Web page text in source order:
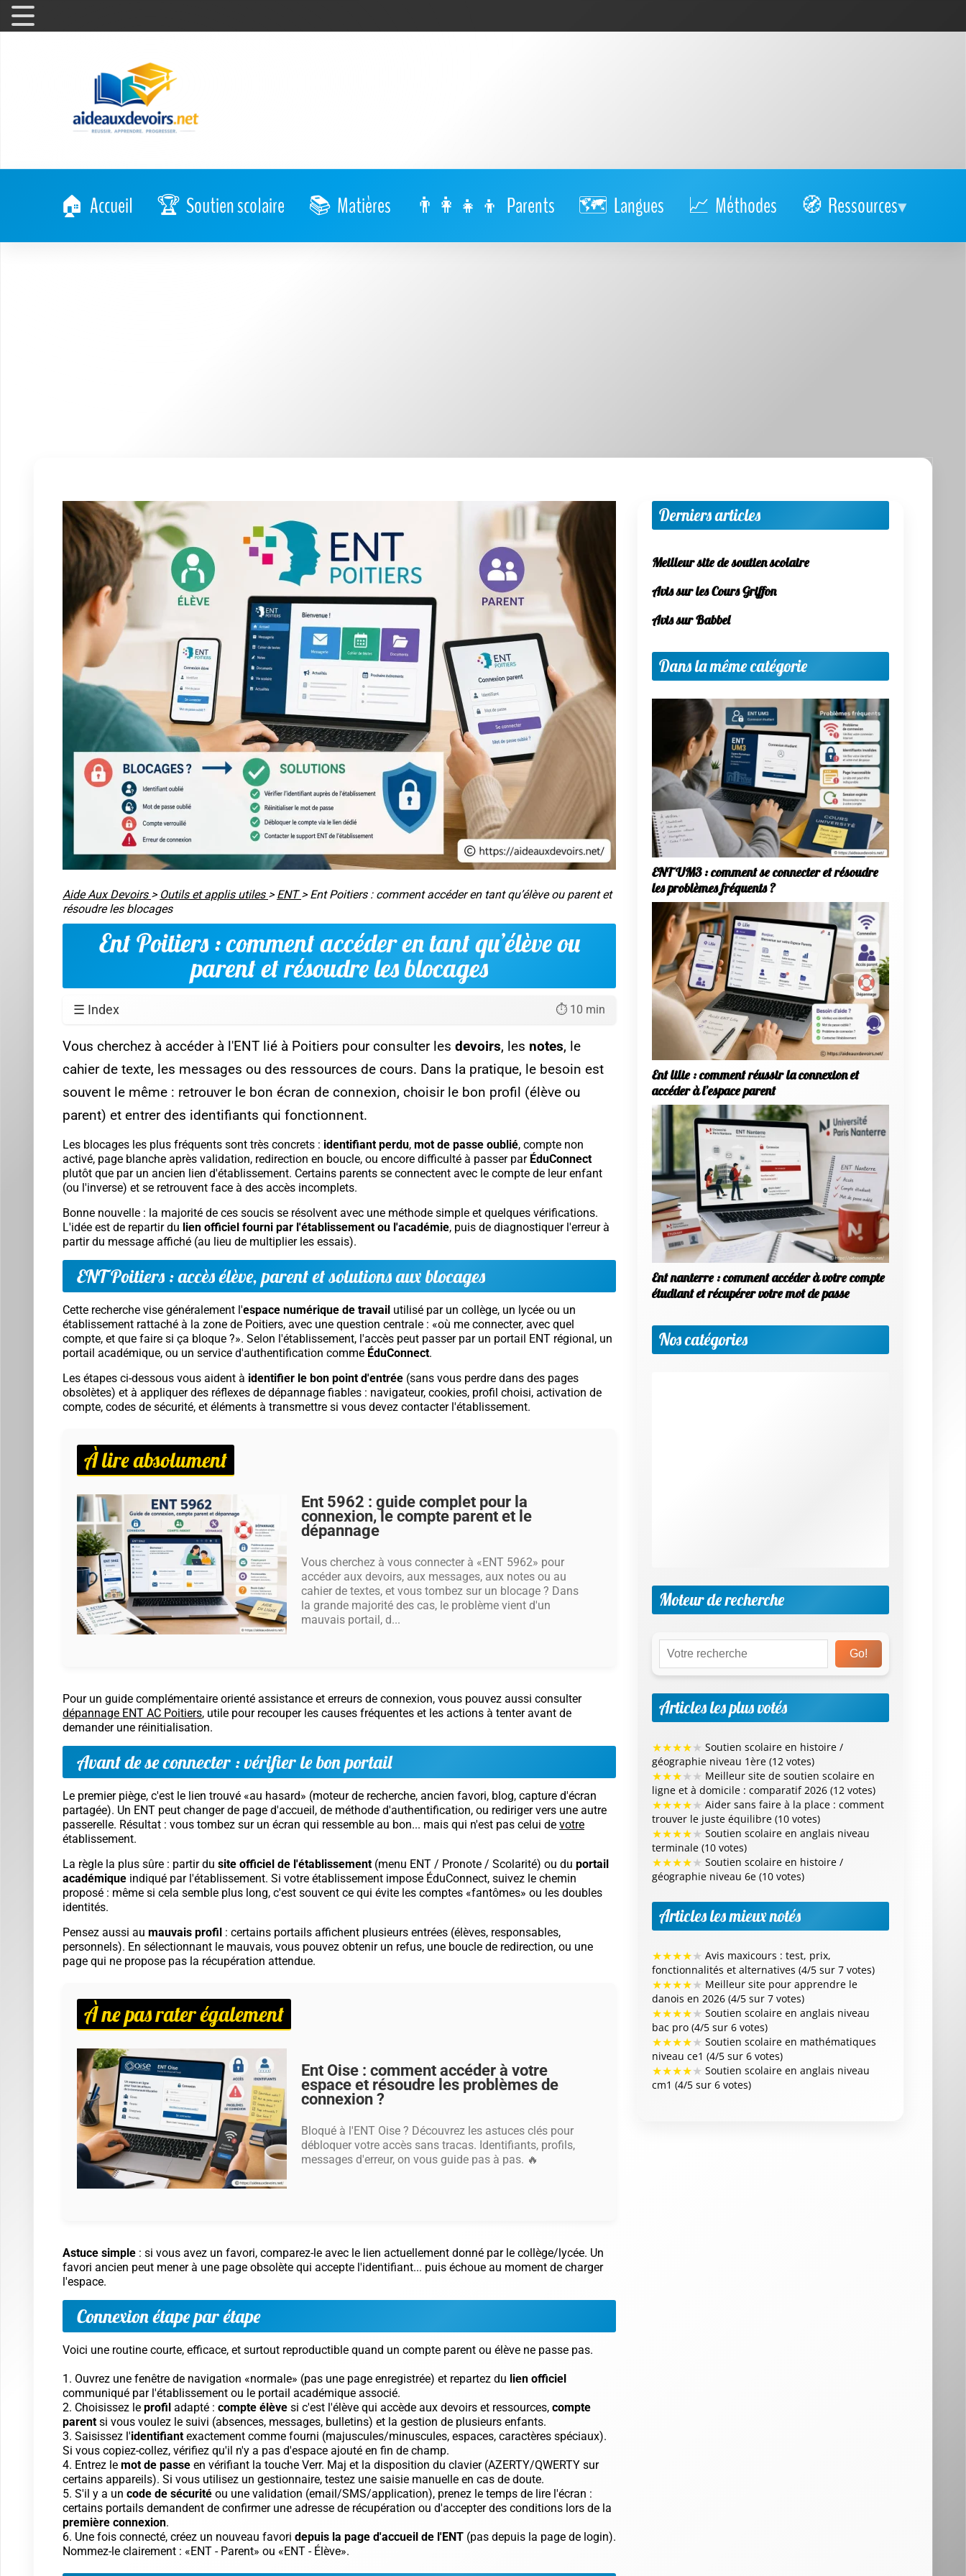
Accueil Soutien scolaire Matières Parents Langues Méthodes Ressources
Aide Aux Devoirs > Outils et applis utiles > ENT > Ent Poitiers : comment accéder en tant qu’élève ou parent et
résoudre les blocages
Ent Poitiers : comment accéder en tant qu’élève ou
parent et résoudre les blocages
☰ Index ⏱️ 10 min
Vous cherchez à accéder à l'ENT lié à Poitiers pour consulter les devoirs, les notes, le
cahier de texte, les messages ou des ressources de cours. Dans la pratique, le besoin est
souvent le même : retrouver le bon écran de connexion, choisir le bon profil (élève ou
parent) et entrer des identifiants qui fonctionnent.
Les blocages les plus fréquents sont très concrets : identifiant perdu, mot de passe oublié, compte non
activé, page blanche après validation, redirection en boucle, ou encore difficulté à passer par ÉduConnect
plutôt que par un ancien lien d'établissement. Certains parents se connectent avec le compte de leur enfant
(ou l'inverse) et se retrouvent face à des accès incomplets.
Bonne nouvelle : la majorité de ces soucis se résolvent avec une méthode simple et quelques vérifications.
L'idée est de repartir du lien officiel fourni par l'établissement ou l'académie, puis de diagnostiquer l'erreur à
partir du message affiché (au lieu de multiplier les essais).
ENT Poitiers : accès élève, parent et solutions aux blocages
Cette recherche vise généralement l'espace numérique de travail utilisé par un collège, un lycée ou un
établissement rattaché à la zone de Poitiers, avec une question centrale : «où me connecter, avec quel
compte, et que faire si ça bloque ?». Selon l'établissement, l'accès peut passer par un portail ENT régional, un
portail académique, ou un service d'authentification comme ÉduConnect.
Les étapes ci-dessous vous aident à identifier le bon point d'entrée (sans vous perdre dans des pages
obsolètes) et à appliquer des réflexes de dépannage fiables : navigateur, cookies, profil choisi, activation de
compte, codes de sécurité, et éléments à transmettre si vous devez contacter l'établissement.
À lire absolument
Ent 5962 : guide complet pour la
connexion, le compte parent et le
dépannage
Vous cherchez à vous connecter à «ENT 5962» pour
accéder aux devoirs, aux messages, aux notes ou au
cahier de textes, et vous tombez sur un blocage ? Dans
la grande majorité des cas, le problème vient d'un
mauvais portail, d...
Pour un guide complémentaire orienté assistance et erreurs de connexion, vous pouvez aussi consulter
dépannage ENT AC Poitiers, utile pour recouper les causes fréquentes et les actions à tenter avant de
demander une réinitialisation.
Avant de se connecter : vérifier le bon portail
Le premier piège, c'est le lien trouvé «au hasard» (moteur de recherche, ancien favori, blog, capture d'écran
partagée). Un ENT peut changer de page d'accueil, de méthode d'authentification, ou rediriger vers une autre
passerelle. Résultat : vous tombez sur un écran qui ressemble au bon... mais qui n'est pas celui de votre
établissement.
La règle la plus sûre : partir du site officiel de l'établissement (menu ENT / Pronote / Scolarité) ou du portail
académique indiqué par l'établissement. Si votre établissement impose ÉduConnect, suivez le chemin
proposé : même si cela semble plus long, c'est souvent ce qui évite les comptes «fantômes» ou les doubles
identités.
Pensez aussi au mauvais profil : certains portails affichent plusieurs entrées (élèves, responsables,
personnels). En sélectionnant le mauvais, vous pouvez obtenir un refus, une boucle de redirection, ou une
page qui ne propose pas la récupération attendue.
À ne pas rater également
Ent Oise : comment accéder à votre
espace et résoudre les problèmes de
connexion ?
Bloqué à l'ENT Oise ? Découvrez les astuces clés pour
débloquer votre accès sans tracas. Identifiants, profils,
messages d'erreur, on vous guide pas à pas. 🔥
Astuce simple : si vous avez un favori, comparez-le avec le lien actuellement donné par le collège/lycée. Un
favori ancien peut mener à une page obsolète qui accepte l'identifiant... puis échoue au moment de charger
l'espace.
Connexion étape par étape
Voici une routine courte, efficace, et surtout reproductible quand un compte parent ou élève ne passe pas.
Ouvrez une fenêtre de navigation «normale» (pas une page enregistrée) et repartez du lien officiel
communiqué par l'établissement ou le portail académique associé.
Choisissez le profil adapté : compte élève si c'est l'élève qui accède aux devoirs et ressources, compte
parent si vous voulez le suivi (absences, messages, bulletins) et la gestion de plusieurs enfants.
Saisissez l'identifiant exactement comme fourni (majuscules/minuscules, espaces, caractères spéciaux).
Si vous copiez-collez, vérifiez qu'il n'y a pas d'espace ajouté en fin de champ.
Entrez le mot de passe en vérifiant la touche Verr. Maj et la disposition du clavier (AZERTY/QWERTY sur
certains appareils). Si vous utilisez un gestionnaire, testez une saisie manuelle en cas de doute.
S'il y a un code de sécurité ou une validation (email/SMS/application), prenez le temps de lire l'écran :
certains portails demandent de confirmer une adresse de récupération ou d'accepter des conditions lors de la
première connexion.
Une fois connecté, créez un nouveau favori depuis la page d'accueil de l'ENT (pas depuis la page de login).
Nommez-le clairement : «ENT - Parent» ou «ENT - Élève».
Derniers articles
Meilleur site de soutien scolaire
Avis sur les Cours Griffon
Avis sur Babbel
Dans la même catégorie
ENT UM3 : comment se connecter et résoudre
les problèmes fréquents ?
Ent lilie : comment réussir la connexion et
accéder à l’espace parent
Ent nanterre : comment accéder à votre compte
étudiant et récupérer votre mot de passe
Nos catégories
Moteur de recherche
Go!
Articles les plus votés
★★★★★ Soutien scolaire en histoire /
géographie niveau 1ère (12 votes)
★★★★★ Meilleur site de soutien scolaire en
ligne et à domicile : comparatif 2026 (12 votes)
★★★★★ Aider sans faire à la place : comment
trouver le juste équilibre (10 votes)
★★★★★ Soutien scolaire en anglais niveau
terminale (10 votes)
★★★★★ Soutien scolaire en histoire /
géographie niveau 6e (10 votes)
Articles les mieux notés
★★★★★ Avis maxicours : test, prix,
fonctionnalités et alternatives (4/5 sur 7 votes)
★★★★★ Meilleur site pour apprendre le
danois en 2026 (4/5 sur 7 votes)
★★★★★ Soutien scolaire en anglais niveau
bac pro (4/5 sur 6 votes)
★★★★★ Soutien scolaire en mathématiques
niveau ce1 (4/5 sur 6 votes)
★★★★★ Soutien scolaire en anglais niveau
cm1 (4/5 sur 6 votes)